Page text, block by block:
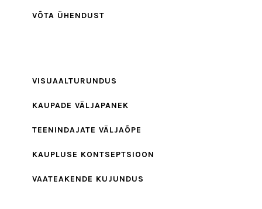
VÕTA ÜHENDUST
VISUAALTURUNDUS
KAUPADE VÄLJAPANEK
TEENINDAJATE VÄLJAÕPE
KAUPLUSE KONTSEPTSIOON
VAATEAKENDE KUJUNDUS